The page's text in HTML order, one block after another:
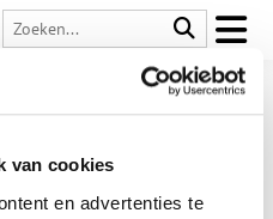
van cookies
en advertenties te